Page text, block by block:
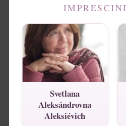
Svetlana
Aleksándrovna
Aleksiévich